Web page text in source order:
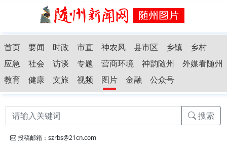
首页 要闻 时政 市直 神农风 县市区 乡镇
乡村
应急
社会 访谈 专题 营商环境 神韵随州
外媒看随州
教育
健康 文旅 视频 图片 金融 公众号
搜索
投稿邮箱：szrbs@21cn.com